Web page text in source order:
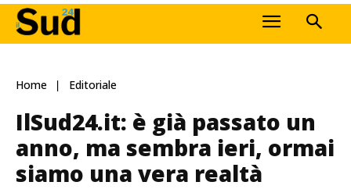
Home Editoriale
IlSud24.it: è già passato un
anno, ma sembra ieri, ormai
siamo una vera realtà